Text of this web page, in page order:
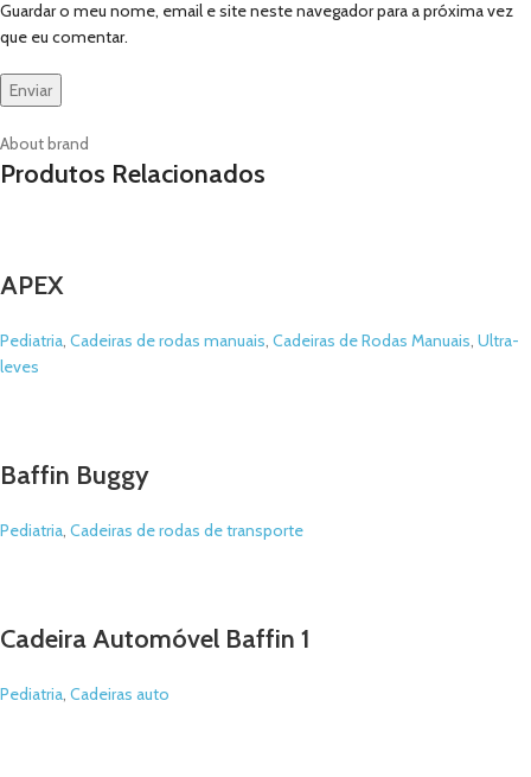
Guardar o meu nome, email e site neste navegador para a próxima vez
que eu comentar.
About brand
Produtos Relacionados
APEX
Pediatria, Cadeiras de rodas manuais, Cadeiras de Rodas Manuais, Ultra-
leves
Baffin Buggy
Pediatria, Cadeiras de rodas de transporte
Cadeira Automóvel Baffin 1
Pediatria, Cadeiras auto